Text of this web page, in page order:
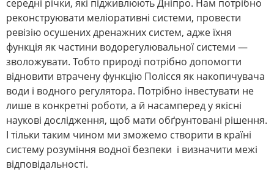
середні річки, які підживлюють Дніпро. Нам потрібно
реконструювати меліоративні системи, провести
ревізію осушених дренажних систем, адже їхня
функція як частини водорегулювальної системи ―
зволожувати. Тобто природі потрібно допомогти
відновити втрачену функцію Полісся як накопичувача
води і водного регулятора. Потрібно інвестувати не
лише в конкретні роботи, а й насамперед у якісні
наукові дослідження, щоб мати обґрунтовані рішення.
І тільки таким чином ми зможемо створити в країні
систему розуміння водної безпеки і визначити межі
відповідальності.